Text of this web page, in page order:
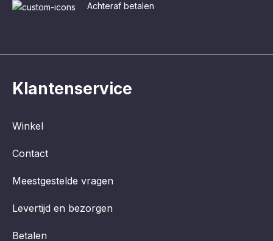
Klantenservice
Winkel
Contact
Meestgestelde vragen
Levertijd en bezorgen
Betalen
Achteraf betalen